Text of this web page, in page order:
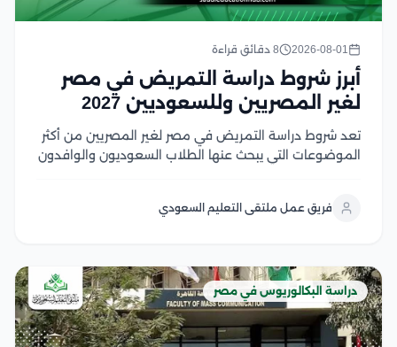
2026-08-01 8 دقائق قراءة
أبرز شروط دراسة التمريض في مصر
لغير المصريين وللسعوديين 2027
تعد شروط دراسة التمريض في مصر لغير المصريين من أكثر
الموضوعات التي يبحث عنها الطلاب السعوديون والوافدون
باعتراف واسع في العديد من الدول...
فريق عمل ملتقى التعليم السعودي
دراسة البكالوريوس في مصر